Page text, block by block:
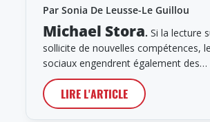
Par Sonia De Leusse-Le Guillou
Michael Stora. Si la lecture
sollicite de nouvelles compétences,
sociaux engendrent également des…
LIRE L'ARTICLE